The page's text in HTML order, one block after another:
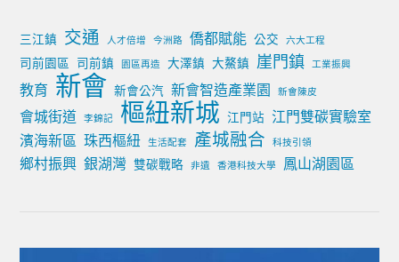
三江鎮 交通 人才倍增 今洲路 僑都賦能 公交 六大工程
司前園區 司前鎮 園區再造 大澤鎮 大鰲鎮 崖門鎮 工業振興
教育 新會 新會公汽 新會智造產業園 新會陳皮
會城街道 李錦記 樞紐新城 江門站
江門雙碳實驗室
濱海新區 珠西樞紐 生活配套 產城融合 科技引領
鄉村振興 銀湖灣 雙碳戰略 非遺 香港科技大學 鳳山湖園區